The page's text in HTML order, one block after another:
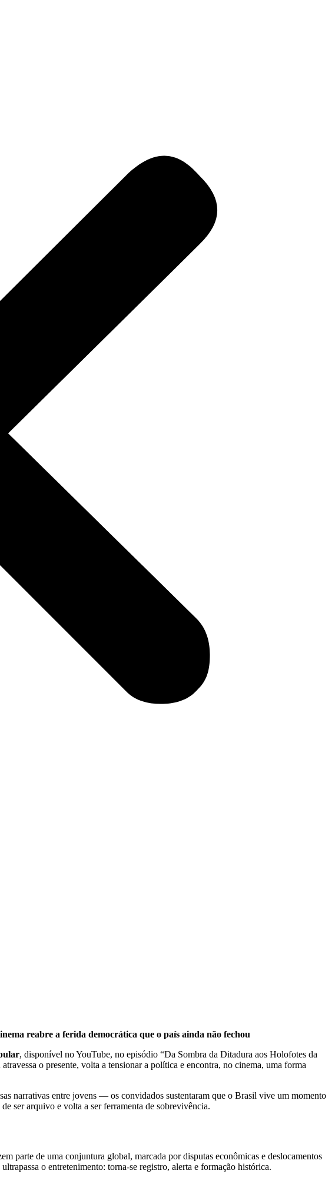
reabre a ferida democrática que o país ainda não fechou
, disponível no YouTube, no episódio “Da Sombra da Ditadura aos Holofotes da
o presente, volta a tensionar a política e encontra, no cinema, uma forma
narrativas entre jovens — os convidados sustentaram que o Brasil vive um momento
ser arquivo e volta a ser ferramenta de sobrevivência.
parte de uma conjuntura global, marcada por disputas econômicas e deslocamentos
o entretenimento: torna-se registro, alerta e formação histórica.